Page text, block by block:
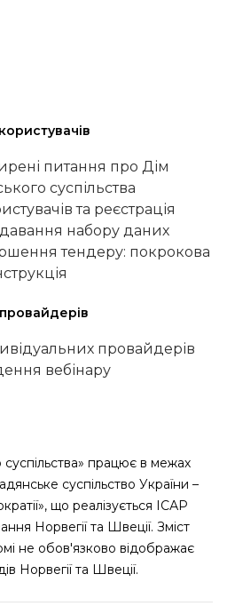
питання про Дім
суспільства
та реєстрація
набору даних
тендеру: покрокова
провайдерів
вебінару
працює в межах
суспільство України –
що реалізується ІСАР
Норвегії та Швеції. Зміст
не обов'язково відображає
Норвегії та Швеції.